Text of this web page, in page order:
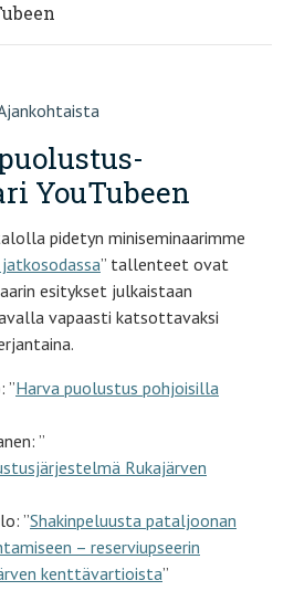
YouTubeen
pidetyn miniseminaarimme
” tallenteet ovat
esitykset julkaistaan
vapaasti katsottavaksi
”Harva puolustus pohjoisilla
”
mä Rukajärven
”Shakinpeluusta pataljoonan
– reserviupseerin
kenttävartioista”